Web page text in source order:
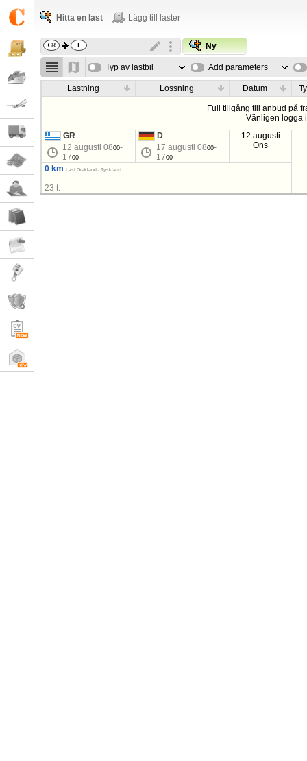
Hitta en last Lägg till laster
Ny
Typ av lastbil Add parameters
Lastning Lossning Datum
Full tillgång till anbud på
Vänligen logga
GR
12 augusti 0800-
1700
D
17 augusti 0800-
1700
12 augusti
Ons
0 km Last Grekland - Tyskland
23 t.